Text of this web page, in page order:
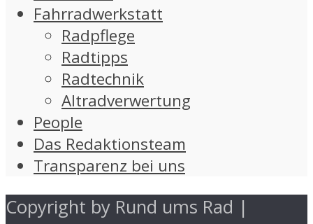
Fahrradwerkstatt
Radpflege
Radtipps
Radtechnik
Altradverwertung
People
Das Redaktionsteam
Transparenz bei uns
Copyright by Rund ums Rad |